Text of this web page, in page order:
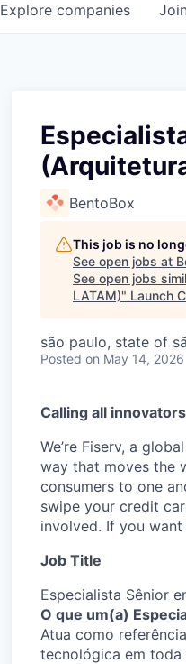
Explore companies
BentoBox
This job is no
See open jobs at
See open jobs
LATAM)" Launch
são paulo, state of
Posted on May 14, 2026
Calling all
We’re Fiserv, a
way that moves the
consumers to one
swipe your credit
involved. If you
Job Title
Especialista Sênior
O que um(a)
Atua como
tecnológica em toda